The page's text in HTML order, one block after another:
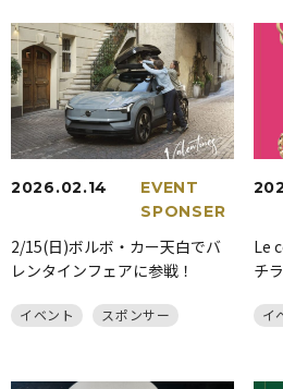
2026.02.14
EVENT
SPONSER
2/15(日)ボルボ・カー天白でバ
レンタインフェアに参戦！
イベント スポンサー
Le
チ
イ